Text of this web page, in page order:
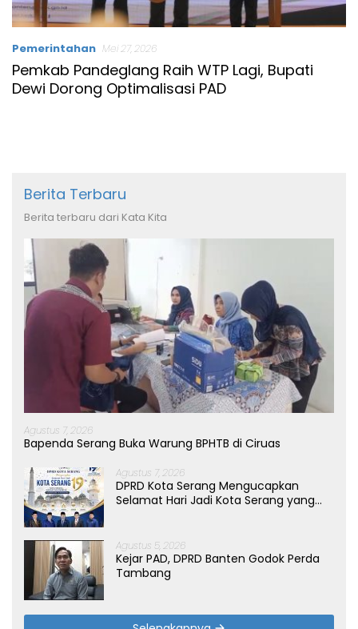
Pemerintahan Mei 27, 2026
Pemkab Pandeglang Raih WTP Lagi, Bupati
Dewi Dorong Optimalisasi PAD
Berita Terbaru
Berita terbaru dari Kata Kita
Agustus 7, 2026
Bapenda Serang Buka Warung BPHTB di Ciruas
Agustus 7, 2026
DPRD Kota Serang Mengucapkan
Selamat Hari Jadi Kota Serang yang
Agustus 5, 2026
Kejar PAD, DPRD Banten Godok Perda
Tambang